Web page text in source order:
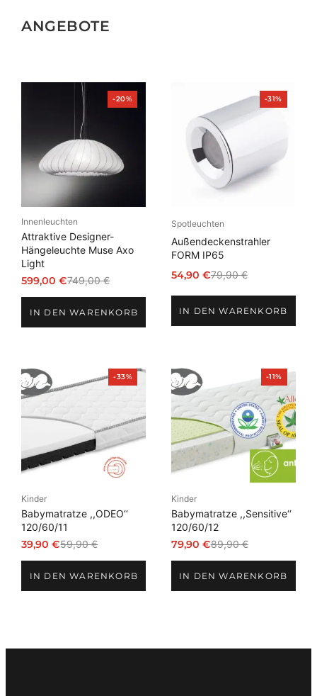
ANGEBOTE
-20%Produkt
im
Innenleuchten
Attraktive Designer-
Hängeleuchte Muse Axo
Light
749,00€
Ursprünglicher
war:
599,00€
Aktueller
ist:IN DEN WARENKORB
-31%Produkt
im
Spotleuchten
Außendeckenstrahler
FORM IP65
79,90€
Ursprünglicher
Preis
war:
79,90 €
54,90 €
Aktueller
Preis
ist:
54,90 €.
IN DEN WARENKORB
-33%Produkt
im
Kinder
Babymatratze ,,ODEO‘‘
120/60/11
59,90€
Ursprünglicher
war:
39,90€
Aktueller
ist:IN DEN WARENKORB
-11%Produkt
im
Angebot
Kinder
Babymatratze ,,Sensitive‘‘
120/60/12
89,90€
Ursprünglicher
war:
79,90 €
Aktueller
ist:IN DEN WARENKORB